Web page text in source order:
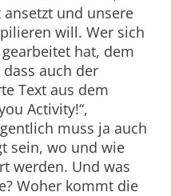
und unsere
will. Wer sich
hat, dem
auch der
Text aus dem
Activity!“,
muss ja auch
sein, wo und wie
werden. Und was
Woher kommt die